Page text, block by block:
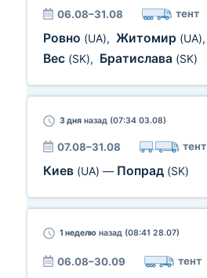
06.08–31.08 тент
Ровно (UA), Житомир (UA),
Вес (SK), Братислава (SK)
3 дня назад (07:34 03.08)
07.08–31.08 тент
Киев (UA) — Попрад (SK)
1 неделю назад (08:41 28.07)
06.08–30.09 тент